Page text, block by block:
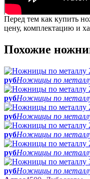
Перед тем как купить
цену, комплектацию и
Похожие
рубНожницы по
рубНожницы по
рубНожницы по
рубНожницы по
рубНожницы по
рубНожницы по